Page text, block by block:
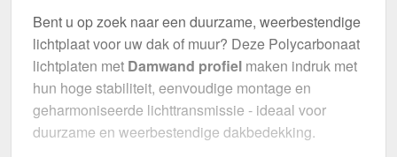
Bent u op zoek naar een duurzame, weerbestendige
lichtplaat voor uw dak of muur? Deze Polycarbonaat
lichtplaten met Damwand profiel maken indruk met
hun hoge stabiliteit, eenvoudige montage en
geharmoniseerde lichttransmissie - ideaal voor
duurzame en weerbestendige dakbedekking.